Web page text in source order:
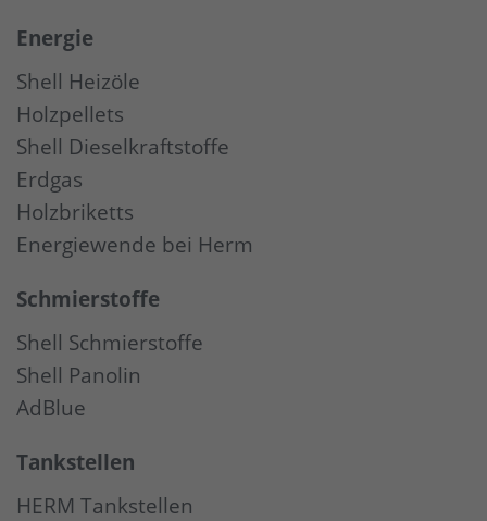
Energie
Shell Heizöle
Holzpellets
Shell Dieselkraftstoffe
Erdgas
Holzbriketts
Energiewende bei Herm
Schmierstoffe
Shell Schmierstoffe
Shell Panolin
AdBlue
Tankstellen
HERM Tankstellen